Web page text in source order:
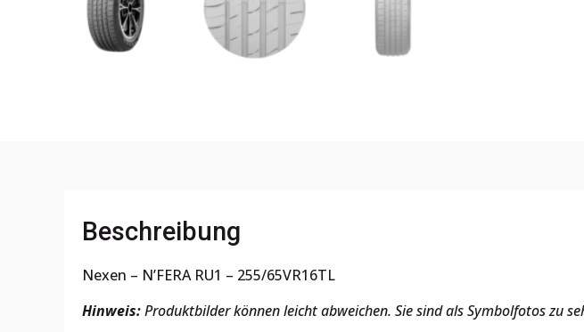
Beschreibung
Nexen – N’FERA RU1 – 255/65VR16TL
Hinweis:Produktbilder können leicht abweichen. Sie sind als Symbolfotos zu